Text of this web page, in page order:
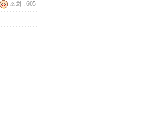
조회 : 605